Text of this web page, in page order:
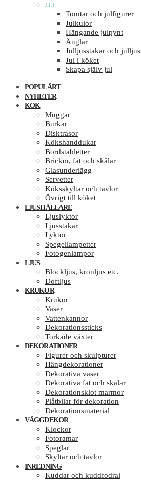
JUL
Tomtar och julfigurer
Julkulor
Hängande julpynt
Änglar
Julljusstakar och julljus
Jul i köket
Skapa själv jul
POPULÄRT
NYHETER
KÖK
Muggar
Burkar
Disktrasor
Kökshanddukar
Bordstabletter
Brickor, fat och skålar
Glasunderlägg
Servetter
Köksskyltar och tavlor
Övrigt till köket
LJUSHÅLLARE
Ljuslyktor
Ljusstakar
Lyktor
Spegellampetter
Fotogenlampor
LJUS
Blockljus, kronljus etc.
Doftljus
KRUKOR
Krukor
Vaser
Vattenkannor
Dekorationssticks
Torkade växter
DEKORATIONER
Figurer och skulpturer
Hängdekorationer
Dekorativa vaser
Dekorativa fat och skålar
Dekorationsklot marmor
Plåtbilar för dekoration
Dekorationsmaterial
VÄGGDEKOR
Klockor
Fotoramar
Speglar
Skyltar och tavlor
INREDNING
Kuddar och kuddfodral